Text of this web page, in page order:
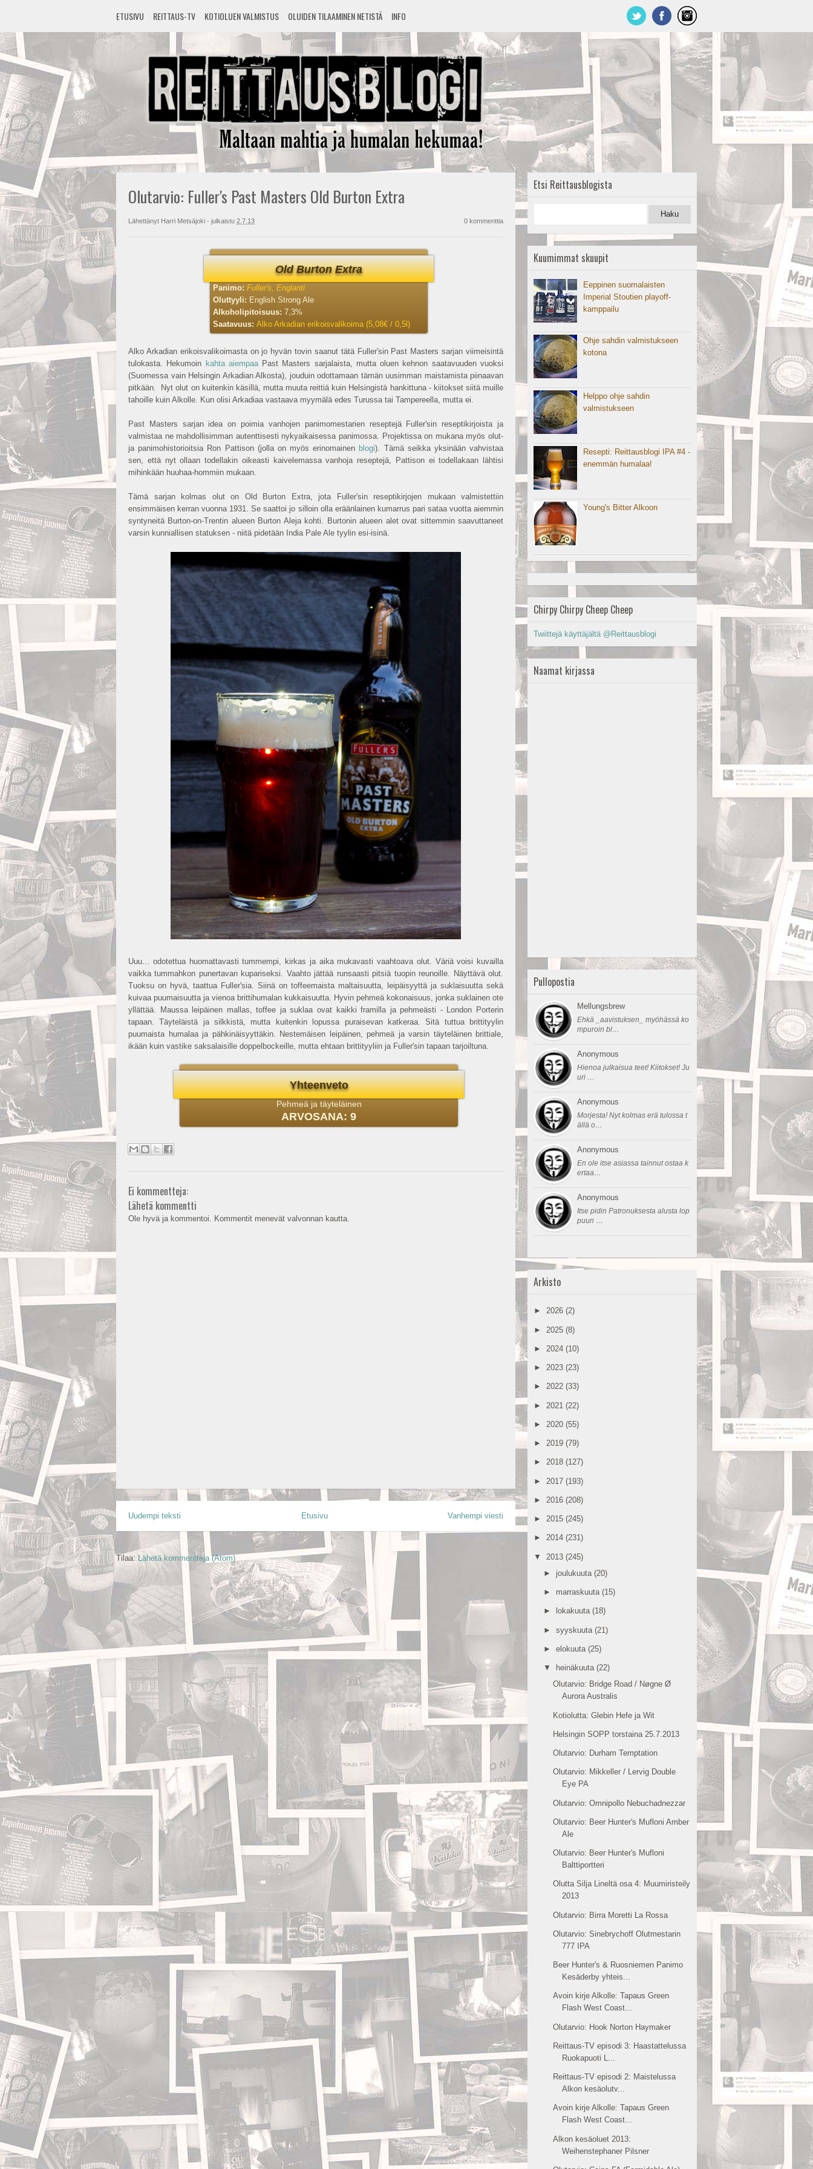
ETUSIVU REITTAUS-TV KOTIOLUEN VALMISTUS OLUIDEN TILAAMINEN NETISTÄ INFO
Olutarvio: Fuller's Past Masters Old Burton Extra
Lähettänyt Harri Metsäjoki - julkaistu 2.7.13 0 kommenttia
Old Burton Extra
Panimo: Fuller's, Englanti
Oluttyyli: English Strong Ale
Alkoholipitoisuus: 7,3%
Saatavuus: Alko Arkadian erikoisvalikoima (5,08€ / 0,5l)
Alko Arkadian erikoisvalikoimasta on jo hyvän tovin saanut tätä Fuller'sin Past Masters sarjan viimeisintä
tulokasta. Hekumoin kahta aiempaaPast Masters sarjalaista, mutta oluen kehnon saatavuuden vuoksi
(Suomessa vain Helsingin Arkadian Alkosta), jouduin odottamaan tämän uusimman maistamista piinaavan
pitkään. Nyt olut on kuitenkin käsillä, mutta muuta reittiä kuin Helsingistä hankittuna - kiitokset siitä muille
tahoille kuin Alkolle. Kun olisi Arkadiaa vastaava myymälä edes Turussa tai Tampereella, mutta ei.
Past Masters sarjan idea on poimia vanhojen panimomestarien reseptejä Fuller'sin reseptikirjoista ja
valmistaa ne mahdollisimman autenttisesti nykyaikaisessa panimossa. Projektissa on mukana myös olut-
ja panimohistorioitsia Ron Pattison (jolla on myös erinomainen blogi). Tämä seikka yksinään vahvistaa
sen, että nyt ollaan todellakin oikeasti kaivelemassa vanhoja reseptejä, Pattison ei todellakaan lähtisi
mihinkään huuhaa-hommiin mukaan.
Tämä sarjan kolmas olut on Old Burton Extra, jota Fuller'sin reseptikirjojen mukaan valmistettiin
ensimmäisen kerran vuonna 1931. Se saattoi jo silloin olla eräänlainen kumarrus pari sataa vuotta aiemmin
syntyneitä Burton-on-Trentin alueen Burton Aleja kohti. Burtonin alueen alet ovat sittemmin saavuttaneet
varsin kunniallisen statuksen - niitä pidetään India Pale Ale tyylin esi-isinä.
Uuu... odotettua huomattavasti tummempi, kirkas ja aika mukavasti vaahtoava olut. Väriä voisi kuvailla
vaikka tummahkon punertavan kupariseksi. Vaahto jättää runsaasti pitsiä tuopin reunoille. Näyttävä olut.
Tuoksu on hyvä, taattua Fuller'sia. Siinä on toffeemaista maltaisuutta, leipäisyyttä ja suklaisuutta sekä
kuivaa puumaisuutta ja vienoa brittihumalan kukkaisuutta. Hyvin pehmeä kokonaisuus, jonka suklainen ote
yllättää. Maussa leipäinen mallas, toffee ja suklaa ovat kaikki framilla ja pehmeästi - London Porterin
tapaan. Täyteläistä ja silkkistä, mutta kuitenkin lopussa puraisevan katkeraa. Sitä tuttua brittityylin
puumaista humalaa ja pähkinäisyyttäkin. Nestemäisen leipäinen, pehmeä ja varsin täyteläinen brittiale,
ikään kuin vastike saksalaisille doppelbockeille, mutta ehtaan brittityyliin ja Fuller'sin tapaan tarjoiltuna.
Yhteenveto
Pehmeä ja täyteläinen
ARVOSANA: 9
Ei kommentteja:
Lähetä kommentti
Ole hyvä ja kommentoi. Kommentit menevät valvonnan kautta.
Uudempi teksti Vanhempi viesti
Etusivu
Tilaa: Lähetä kommentteja (Atom)
Etsi Reittausblogista
Kuumimmat skuupit
Eeppinen suomalaisten
Imperial Stoutien playoff-
kamppailu
Ohje sahdin valmistukseen
kotona
Helppo ohje sahdin
valmistukseen
Resepti: Reittausblogi IPA #4 -
enemmän humalaa!
Young's Bitter Alkoon
Chirpy Chirpy Cheep Cheep
Twiittejä käyttäjältä @Reittausblogi
Naamat kirjassa
Pullopostia
Mellungsbrew
Ehkä _aavistuksen_ myöhässä ko
mpuroin bl…
Anonymous
Hienoa julkaisua teet! Kiitokset! Ju
uri …
Anonymous
Morjesta! Nyt kolmas erä tulossa t
ällä o…
Anonymous
En ole itse asiassa tainnut ostaa k
ertaa…
Anonymous
Itse pidin Patronuksesta alusta lop
puun …
Arkisto
► 2026 (2)
► 2025 (8)
► 2024 (10)
► 2023 (23)
► 2022 (33)
► 2021 (22)
► 2020 (55)
► 2019 (79)
► 2018 (127)
► 2017 (193)
► 2016 (208)
► 2015 (245)
► 2014 (231)
▼ 2013 (245)
► joulukuuta (20)
► marraskuuta (15)
► lokakuuta (18)
► syyskuuta (21)
► elokuuta (25)
▼ heinäkuuta (22)
Olutarvio: Bridge Road / Nøgne Ø
Aurora Australis
Kotiolutta: Glebin Hefe ja Wit
Helsingin SOPP torstaina 25.7.2013
Olutarvio: Durham Temptation
Olutarvio: Mikkeller / Lervig Double
Eye PA
Olutarvio: Omnipollo Nebuchadnezzar
Olutarvio: Beer Hunter's Mufloni Amber
Ale
Olutarvio: Beer Hunter's Mufloni
Balttiportteri
Olutta Silja Lineltä osa 4: Muumiristeily
2013
Olutarvio: Birra Moretti La Rossa
Olutarvio: Sinebrychoff Olutmestarin
777 IPA
Beer Hunter's & Ruosniemen Panimo
Kesäderby yhteis...
Avoin kirje Alkolle: Tapaus Green
Flash West Coast...
Olutarvio: Hook Norton Haymaker
Reittaus-TV episodi 3: Haastattelussa
Ruokapuoti L...
Reittaus-TV episodi 2: Maistelussa
Alkon kesäolutv...
Avoin kirje Alkolle: Tapaus Green
Flash West Coast...
Alkon kesäoluet 2013:
Weihenstephaner Pilsner